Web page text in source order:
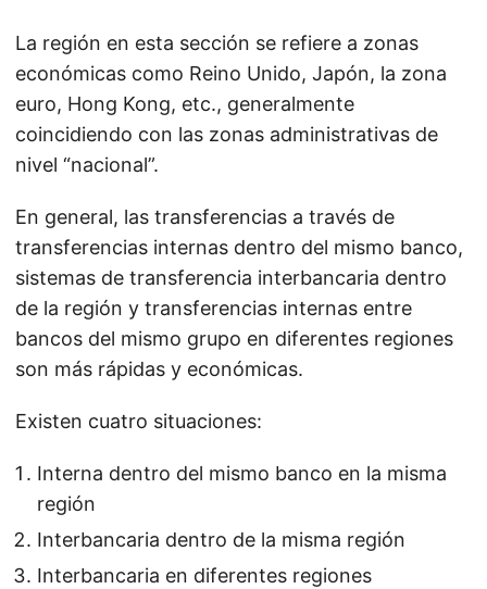
La región en esta sección se refiere a zonas
económicas como Reino Unido, Japón, la zona
euro, Hong Kong, etc., generalmente
coincidiendo con las zonas administrativas de
nivel “nacional”.
En general, las transferencias a través de
transferencias internas dentro del mismo banco,
sistemas de transferencia interbancaria dentro
de la región y transferencias internas entre
bancos del mismo grupo en diferentes regiones
son más rápidas y económicas.
Existen cuatro situaciones:
Interna dentro del mismo banco en la misma
región
Interbancaria dentro de la misma región
Interbancaria en diferentes regiones